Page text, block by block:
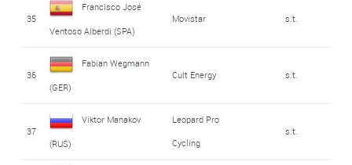
35
Francisco José
Ventoso Alberdi (SPA)
Movistar s.t.
36
Fabian Wegmann
(GER)
Cult Energy s.t.
37
Viktor Manakov
(RUS)
Leopard Pro
Cycling
s.t.